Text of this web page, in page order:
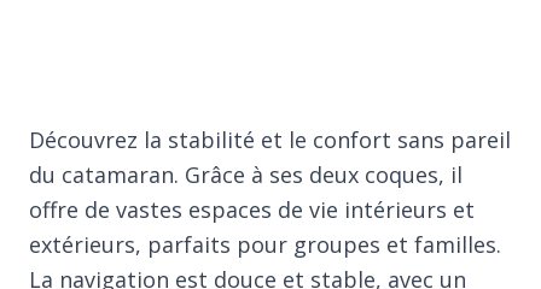
Découvrez la stabilité et le confort sans pareil
du catamaran. Grâce à ses deux coques, il
offre de vastes espaces de vie intérieurs et
extérieurs, parfaits pour groupes et familles.
La navigation est douce et stable, avec un